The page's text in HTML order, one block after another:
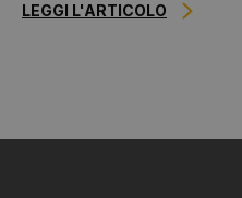
LEGGI L'ARTICOLO